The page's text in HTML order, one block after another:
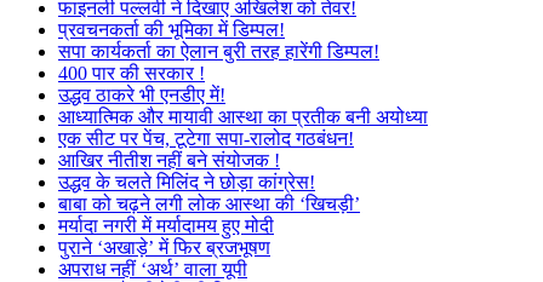
फाइनली पल्लवी ने दिखाए अखिलेश को तेवर!
प्रवचनकर्ता की भूमिका में डिम्पल!
सपा कार्यकर्ता का ऐलान बुरी तरह हारेंगी डिम्पल!
400 पार की सरकार !
उद्धव ठाकरे भी एनडीए में!
आध्यात्मिक और मायावी आस्था का प्रतीक बनी अयोध्या
एक सीट पर पेंच, टूटेगा सपा-रालोद गठबंधन!
आखिर नीतीश नहीं बने संयोजक !
उद्धव के चलते मिलिंद ने छोड़ा कांग्रेस!
बाबा को चढ़ने लगी लोक आस्था की ‘खिचड़ी’
मर्यादा नगरी में मर्यादामय हुए मोदी
पुराने ‘अखाड़े’ में फिर ब्रजभूषण
अपराध नहीं ‘अर्थ’ वाला यूपी